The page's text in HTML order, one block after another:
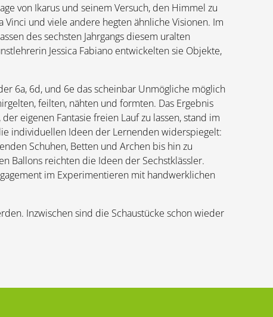
von Ikarus und seinem Versuch, den Himmel zu
und viele andere hegten ähnliche Visionen. Im
des sechsten Jahrgangs diesem uralten
Jessica Fabiano entwickelten sie Objekte,
6a, 6d, und 6e das scheinbar Unmögliche möglich
feilten, nähten und formten. Das Ergebnis
eigenen Fantasie freien Lauf zu lassen, stand im
individuellen Ideen der Lernenden widerspiegelt:
Schuhen, Betten und Archen bis hin zu
Ballons reichten die Ideen der Sechstklässler.
im Experimentieren mit handwerklichen
Inzwischen sind die Schaustücke schon wieder